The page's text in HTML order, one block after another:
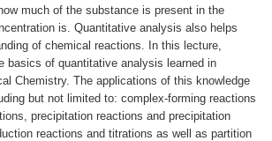
much of the substance is present in the
is. Quantitative analysis also helps
of chemical reactions. In this lecture,
basics of quantitative analysis learned in
Chemistry. The applications of this knowledge
but not limited to: complex-forming reactions
precipitation reactions and precipitation
reactions and titrations as well as partition